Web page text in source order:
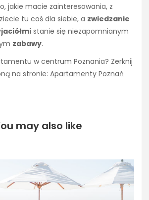
jakie macie zainteresowania, z
tu coś dla siebie, a zwiedzanie
stanie się niezapomnianym
zabawy.
w centrum Poznania? Zerknij
na stronie: Apartamenty Poznań
may also like